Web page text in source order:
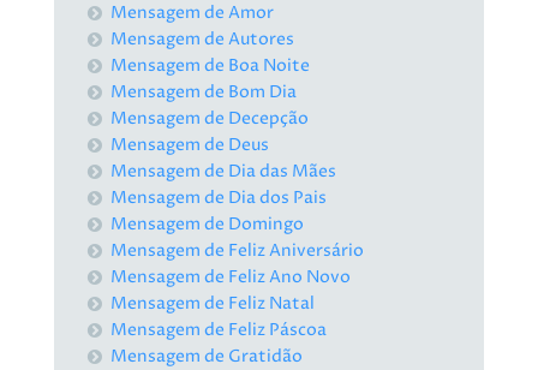
Mensagem de Amor
Mensagem de Autores
Mensagem de Boa Noite
Mensagem de Bom Dia
Mensagem de Decepção
Mensagem de Deus
Mensagem de Dia das Mães
Mensagem de Dia dos Pais
Mensagem de Domingo
Mensagem de Feliz Aniversário
Mensagem de Feliz Ano Novo
Mensagem de Feliz Natal
Mensagem de Feliz Páscoa
Mensagem de Gratidão